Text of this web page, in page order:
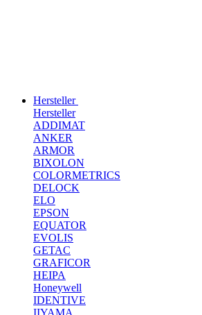
Hersteller
Hersteller
ADDIMAT
ANKER
ARMOR
BIXOLON
COLORMETRICS
DELOCK
ELO
EPSON
EQUATOR
EVOLIS
GETAC
GRAFICOR
HEIPA
Honeywell
IDENTIVE
IIYAMA